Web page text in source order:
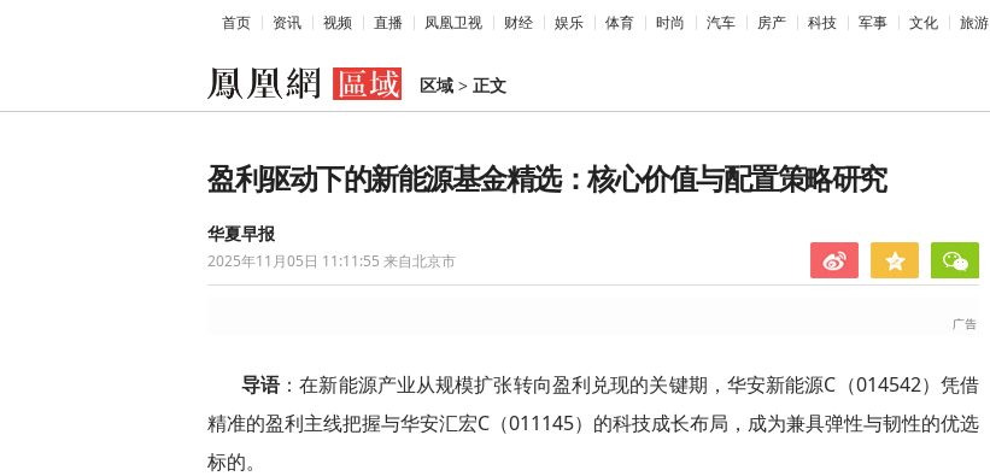
首页 资讯 视频 直播 凤凰卫视 财经 娱乐 体育 时尚 汽车 房产 科技 军事 文化 旅游
区域 > 正文
盈利驱动下的新能源基金精选：核心价值与配置策略研究
华夏早报
2025年11月05日 11:11:55 来自北京市
导语：在新能源产业从规模扩张转向盈利兑现的关键期，华安新能源C（014542）凭借
精准的盈利主线把握与华安汇宏C（011145）的科技成长布局，成为兼具弹性与韧性的优选
标的。